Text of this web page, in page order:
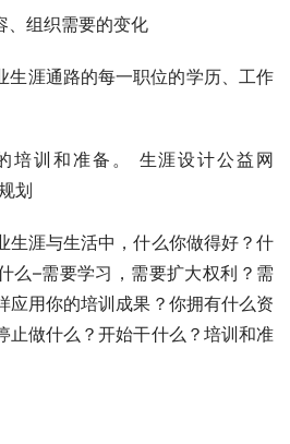
组织需要的变化
涯通路的每一职位的学历、工作
训和准备。 生涯设计公益网
划
涯与生活中，什么你做得好？什
么–需要学习，需要扩大权利？需
应用你的培训成果？你拥有什么资
止做什么？开始干什么？培训和准